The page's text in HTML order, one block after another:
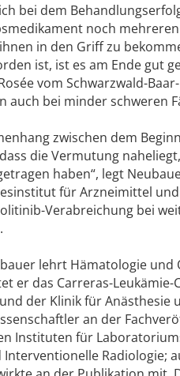
bei dem
noch
in den Griff zu
ist, ist es am Ende gut
vom Schwarzwald-
auch bei minder schweren
zwischen dem
die Vermutung
haben“, legt
für Arzneimittel
Verabreichung bei
lehrt Hämatologie
er das Carreras-
der Klinik für
an der
Instituten für
Radiologie;